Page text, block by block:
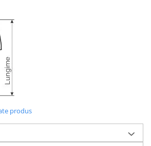
produs